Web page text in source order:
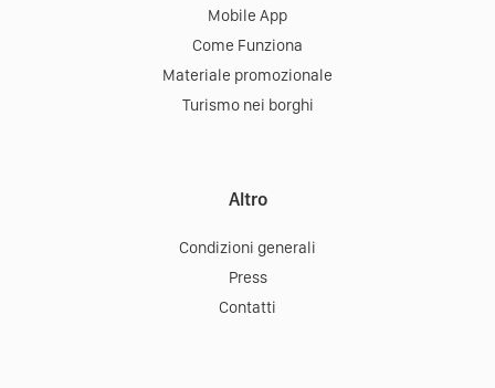
Mobile App
Come Funziona
Materiale promozionale
Turismo nei borghi
Altro
Condizioni generali
Press
Contatti